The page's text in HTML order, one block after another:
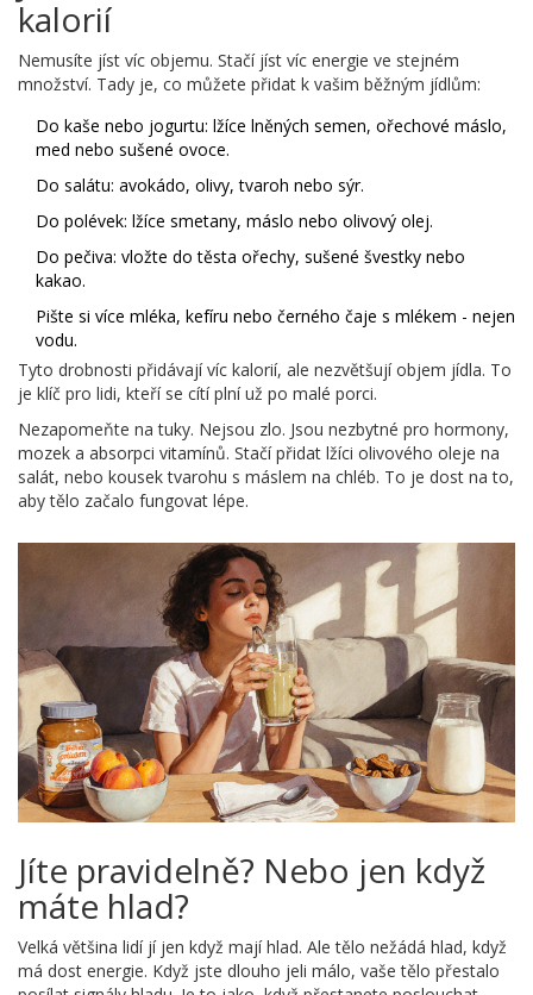
kalorií
Nemusíte jíst víc objemu. Stačí jíst víc energie ve stejném
množství. Tady je, co můžete přidat k vašim běžným jídlům:
Do kaše nebo jogurtu: lžíce lněných semen, ořechové máslo,
med nebo sušené ovoce.
Do salátu: avokádo, olivy, tvaroh nebo sýr.
Do polévek: lžíce smetany, máslo nebo olivový olej.
Do pečiva: vložte do těsta ořechy, sušené švestky nebo
kakao.
Pište si více mléka, kefíru nebo černého čaje s mlékem - nejen
vodu.
Tyto drobnosti přidávají víc kalorií, ale nezvětšují objem jídla. To
je klíč pro lidi, kteří se cítí plní už po malé porci.
Nezapomeňte na tuky. Nejsou zlo. Jsou nezbytné pro hormony,
mozek a absorpci vitamínů. Stačí přidat lžíci olivového oleje na
salát, nebo kousek tvarohu s máslem na chléb. To je dost na to,
aby tělo začalo fungovat lépe.
Jíte pravidelně? Nebo jen když
máte hlad?
Velká většina lidí jí jen když mají hlad. Ale tělo nežádá hlad, když
má dost energie. Když jste dlouho jeli málo, vaše tělo přestalo